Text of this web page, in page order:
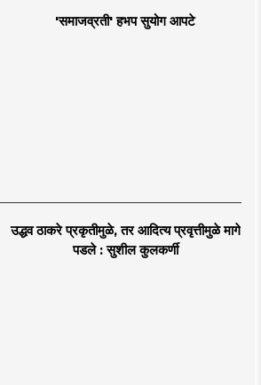
'समाजव्रती' हभप सुयोग आपटे
उद्धव ठाकरे प्रकृतीमुळे, तर आदित्य प्रवृत्तीमुळे मागे
पडले : सुशील कुलकर्णी